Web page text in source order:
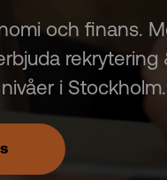
och finans.
rekrytering
i Stockholm.